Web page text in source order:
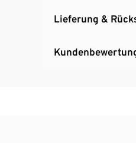
Lieferung &